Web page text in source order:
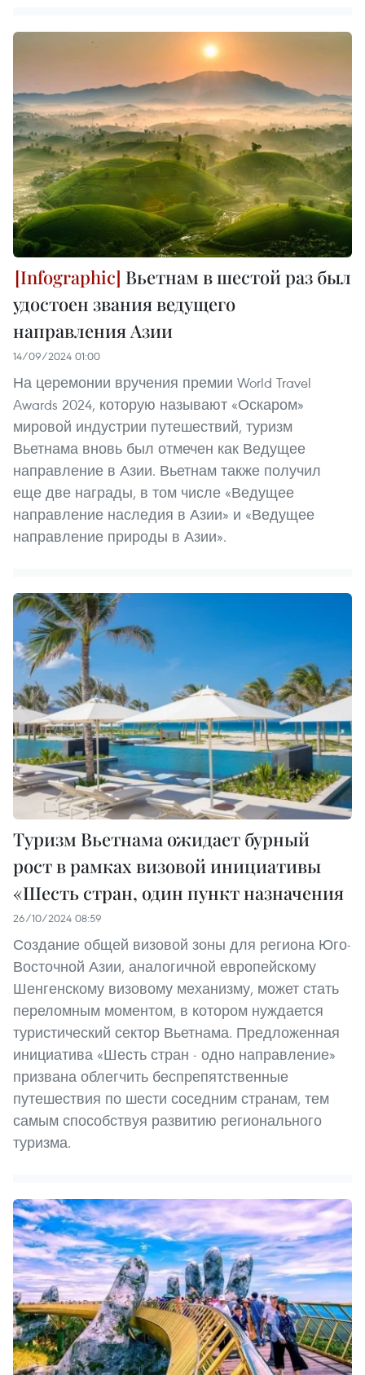
Вьетнам в шестой раз был
удостоен звания ведущего
направления Азии
14/09/2024 01:00
На церемонии вручения премии World Travel
Awards 2024, которую называют «Оскаром»
мировой индустрии путешествий, туризм
Вьетнама вновь был отмечен как Ведущее
направление в Азии. Вьетнам также получил
еще две награды, в том числе «Ведущее
направление наследия в Азии» и «Ведущее
направление природы в Азии».
Туризм Вьетнама ожидает бурный
рост в рамках визовой инициативы
«Шесть стран, один пункт назначения
26/10/2024 08:59
Создание общей визовой зоны для региона Юго-
Восточной Азии, аналогичной европейскому
Шенгенскому визовому механизму, может стать
переломным моментом, в котором нуждается
туристический сектор Вьетнама. Предложенная
инициатива «Шесть стран - одно направление»
призвана облегчить беспрепятственные
путешествия по шести соседним странам, тем
самым способствуя развитию регионального
туризма.